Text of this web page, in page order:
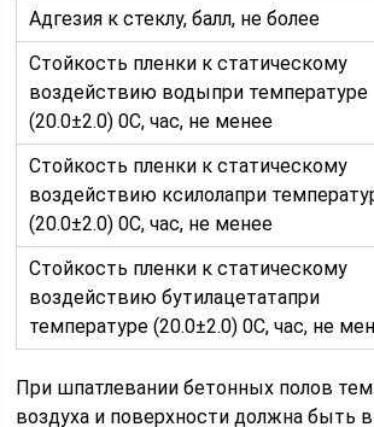
Адгезия к стеклу, балл, не более
Стойкость пленки к статическому
воздействию водыпри температуре
(20.0±2.0) 0С, час, не менее
Стойкость пленки к статическому
воздействию ксилолапри
(20.0±2.0) 0С, час, не менее
Стойкость пленки к статическому
воздействию бутилацетатапри
температуре (20.0±2.0) 0С, час, не
При шпатлевании бетонных полов
воздуха и поверхности должна быть